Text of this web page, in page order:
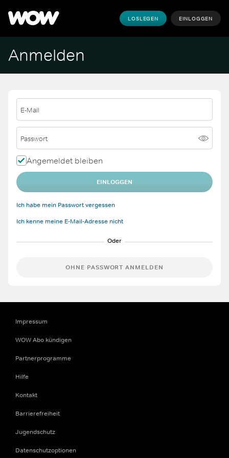
LOSLEGEN EINLOGGEN
Anmelden
E-Mail
Passwort
Angemeldet bleiben
EINLOGGEN
Ich habe mein Passwort vergessen
Ich kenne meine E-Mail-Adresse nicht
OHNE PASSWORT ANMELDEN
Impressum
WOW Abo kündigen
Partnerprogramme
Hilfe
Kontakt
Barrierefreiheit
Jugendschutz
Datenschutzoptionen